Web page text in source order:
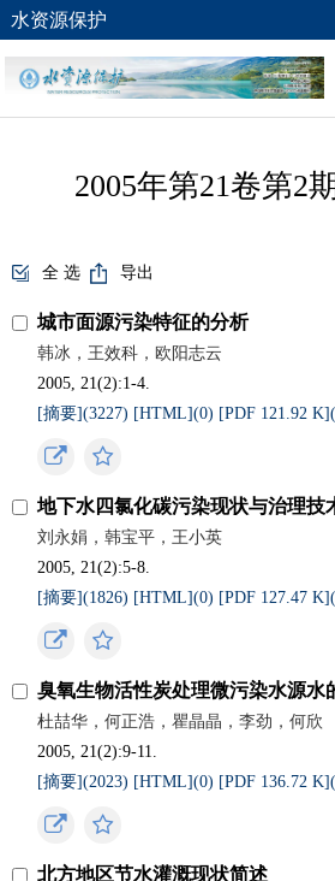
水资源保护
2005年第21卷第2
全 选 导出
城市面源污染特征的分析
韩冰，王效科，欧阳志云
2005, 21(2):1-4.
[摘要](3227) [HTML](0) [PDF 121.92
地下水四氯化碳污染现状与治理技
刘永娟，韩宝平，王小英
2005, 21(2):5-8.
[摘要](1826) [HTML](0) [PDF 127.47
臭氧生物活性炭处理微污染水源水
杜喆华，何正浩，瞿晶晶，李劲，何欣
2005, 21(2):9-11.
[摘要](2023) [HTML](0) [PDF 136.72
北方地区节水灌溉现状简述